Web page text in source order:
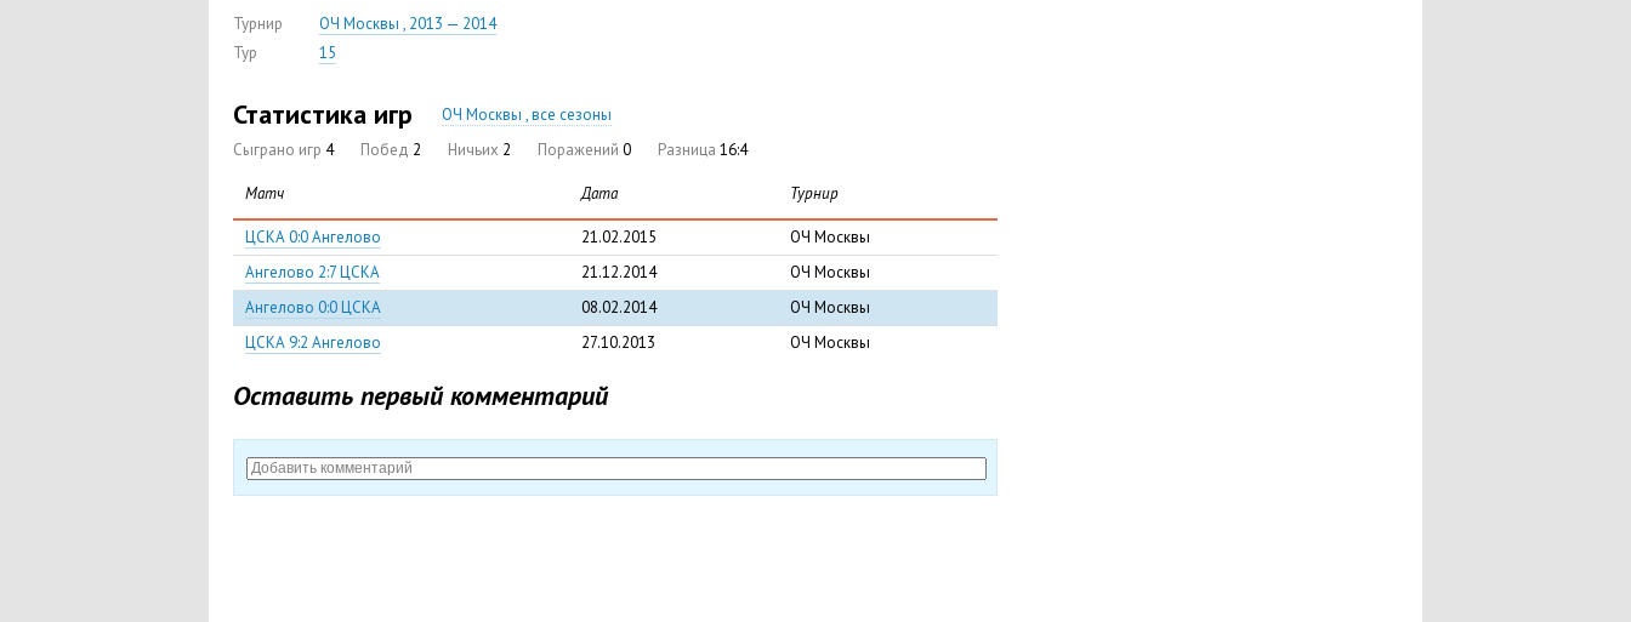
Турнир
ОЧ Москвы , 2013 — 2014
Тур
15
Статистика игр
ОЧ Москвы , все сезоны
Сыграно игр 4 Побед 2 Ничьих 2 Поражений 0 Разница 16:4
Матч Дата Турнир
ЦСКА 0:0 Ангелово 21.02.2015
ОЧ Москвы
Ангелово 2:7 ЦСКА
21.12.2014
ОЧ Москвы
Ангелово 0:0 ЦСКА
08.02.2014
ОЧ Москвы
ЦСКА 9:2 Ангелово
27.10.2013 ОЧ Москвы
Оставить первый комментарий